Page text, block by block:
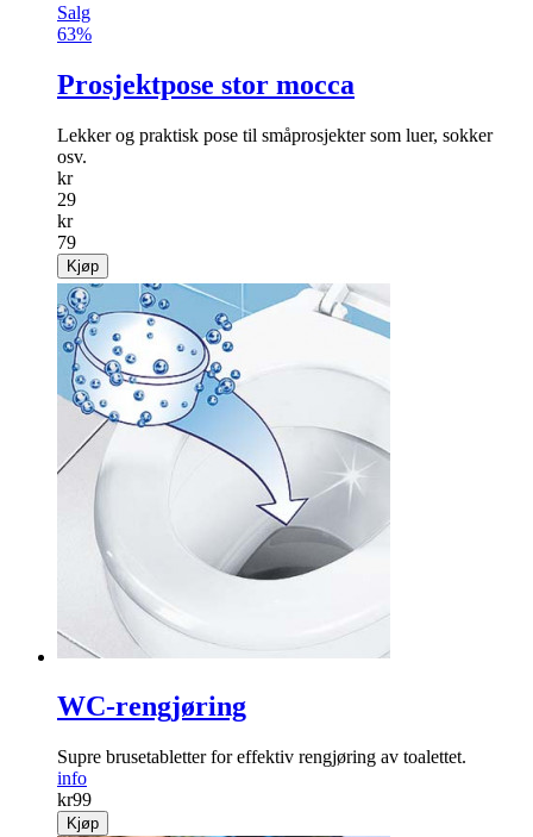
Salg
63%
Prosjektpose stor mocca
Lekker og praktisk pose til småprosjekter som luer, sokker
osv.
kr
29
kr
79
Kjøp
WC-rengjøring
Supre brusetabletter for effektiv rengjøring av toalettet.
info
kr99
Kjøp